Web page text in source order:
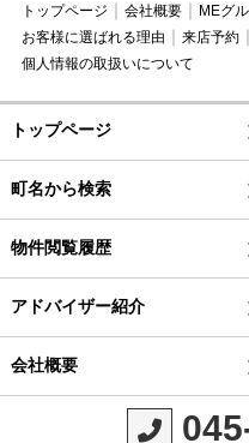
トップページ 会社概要 MEグ
お客様に選ばれる理由
来店予約
個人情報の取扱いについて
トップページ
町名から検索
物件閲覧履歴
アドバイザー紹介
会社概要